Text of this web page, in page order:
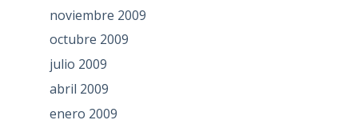
noviembre 2009
octubre 2009
julio 2009
abril 2009
enero 2009